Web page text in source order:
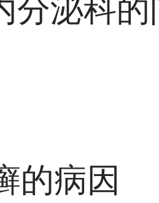
分泌科的
的病因